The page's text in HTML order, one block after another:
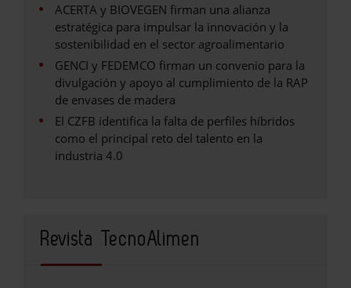
ACERTA y BIOVEGEN firman una alianza
estratégica para impulsar la innovación y la
sostenibilidad en el sector agroalimentario
GENCI y FEDEMCO firman un convenio para la
divulgación y apoyo al cumplimiento de la RAP
de envases de madera
El CZFB identifica la falta de perfiles híbridos
como el principal reto del talento en la
industria 4.0
Revista TecnoAlimen